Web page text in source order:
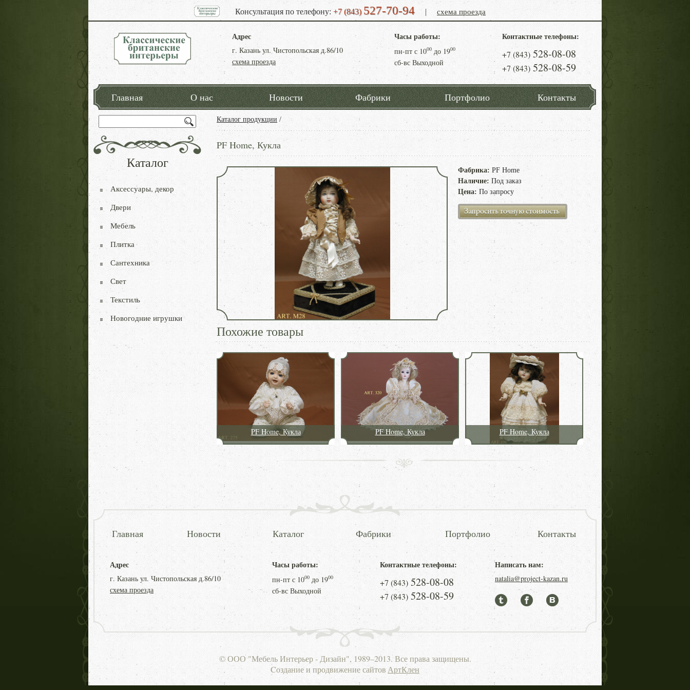
Консультация по телефону: +7 (843) 527-70-94 | схема проезда
Адрес
г. Казань ул. Чистопольская д.86/10
схема проезда
Часы работы:
пн-пт с 1000 до 1900
сб-вс Выходной
Контактные телефоны:
+7 (843) 528-08-08
+7 (843) 528-08-59
Главная О нас Новости Фабрики Портфолио Контакты
Каталог продукции /
PF Home, Кукла
Фабрика: PF Home
Наличие: Под заказ
Цена: По запросу
Похожие товары
PF Home, Кукла PF Home, Кукла PF Home, Кукла
Каталог
Аксессуары, декор
Двери
Мебель
Плитка
Сантехника
Свет
Текстиль
Новогодние игрушки
Главная Новости Каталог Фабрики Портфолио Контакты
Адрес
г. Казань ул. Чистопольская д.86/10
схема проезда
Часы работы:
пн-пт с 1000 до 1900
сб-вс Выходной
Контактные телефоны:
+7 (843) 528-08-08
+7 (843) 528-08-59
Написать нам:
natalia@project-kazan.ru
© ООО "Мебель Интерьер - Дизайн", 1989–2013. Все права защищены.
Cоздание и продвижение сайтов АртКлен